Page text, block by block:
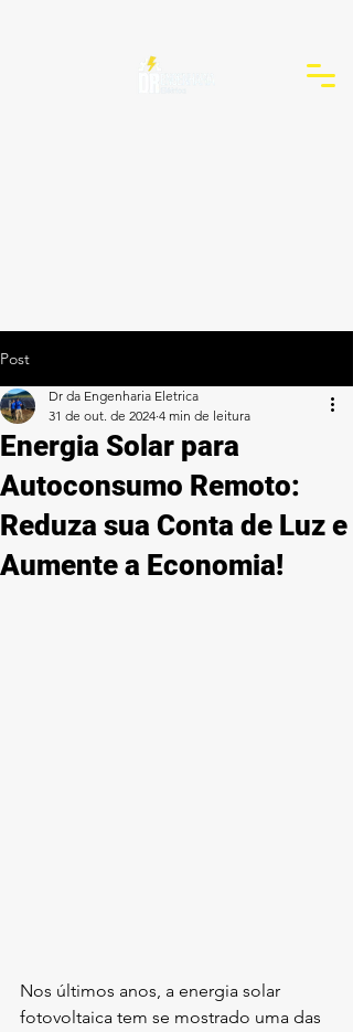
Post
Energia Solar para
Autoconsumo Remoto:
Reduza sua Conta de Luz e
Aumente a Economia!
Dr da Engenharia Eletrica
31 de out. de 2024 4 min de leitura
Nos últimos anos, a energia solar
fotovoltaica tem se mostrado uma das